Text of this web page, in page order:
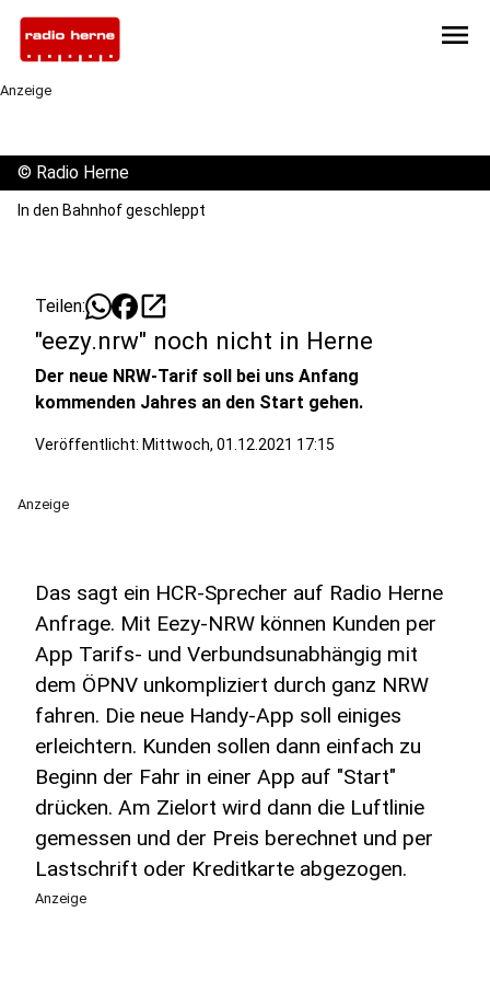
menu
Anzeige
© Radio Herne
In den Bahnhof geschleppt
Teilen: open_in_new
"eezy.nrw" noch nicht in Herne
Der neue NRW-Tarif soll bei uns Anfang
kommenden Jahres an den Start gehen.
Veröffentlicht: Mittwoch, 01.12.2021 17:15
Anzeige
Das sagt ein HCR-Sprecher auf Radio Herne
Anfrage. Mit Eezy-NRW können Kunden per
App Tarifs- und Verbundsunabhängig mit
dem ÖPNV unkompliziert durch ganz NRW
fahren. Die neue Handy-App soll einiges
erleichtern. Kunden sollen dann einfach zu
Beginn der Fahr in einer App auf "Start"
drücken. Am Zielort wird dann die Luftlinie
gemessen und der Preis berechnet und per
Lastschrift oder Kreditkarte abgezogen.
Anzeige